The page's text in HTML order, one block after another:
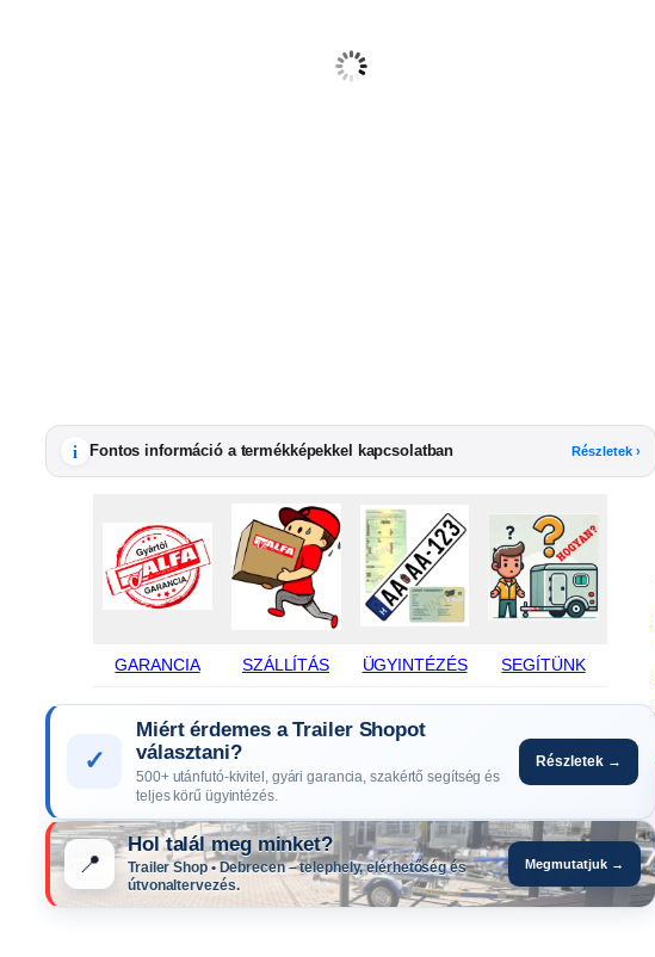
i Fontos információ a termékképekkel kapcsolatban Részletek ›
GARANCIA SZÁLLÍTÁS ÜGYINTÉZÉS SEGÍTÜNK
✓
Miért érdemes a Trailer Shopot
választani?
500+ utánfutó-kivitel, gyári garancia, szakértő segítség és
teljes körű ügyintézés.
Részletek →
📍
Hol talál meg minket?
Trailer Shop • Debrecen – telephely, elérhetőség és
útvonaltervezés.
Megmutatjuk →